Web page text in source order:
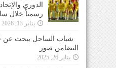
الدوري
رسمياً خلال
يناير 13, 2026
شباب الساحل يبحث عن
التضامن صور
يناير 26, 2025